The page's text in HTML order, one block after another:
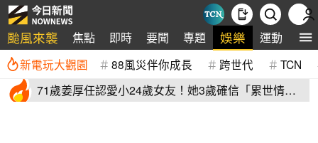
颱風來襲 焦點 即時 要聞 專題 娛樂 運動 全
新電玩大觀園 88風災伴你成長 跨世代 TCN
71歲姜厚任認愛小24歲女友！她3歲確信「累世情